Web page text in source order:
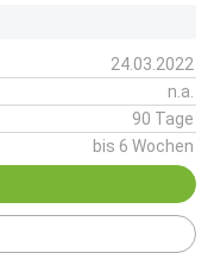
24.03.2022
n.a.
90 Tage
bis 6 Wochen